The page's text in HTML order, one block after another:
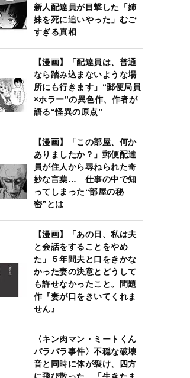
新人配達員が目撃した「姉
妹を死に追いやった」むご
すぎる真相
【漫画】「配達員は、普通
なら踏み込まないような場
所にも行きます」“郵便局員
×ホラー”の異色作、作者が
語る“怪異の原点”
【漫画】「この部屋、何か
ありましたか？」郵便配達
員が住人から尋ねられた奇
妙な言葉… 仕事の中で知
ってしまった“部屋の秘
密”とは
【漫画】「あの日、私は夫
と会話をすることをやめ
た」５年間夫と口をきかな
かった妻の決意とどうして
も許せなかったこと。問題
作『妻が口をきいてくれま
せん』
〈キン肉マン・ミートくん
バラバラ事件〉不穏な破壊
音と同時に体が裂け、四方
に飛び散った…「生きたま